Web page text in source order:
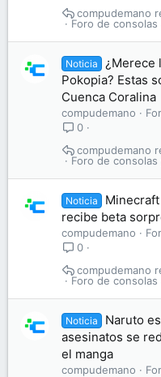
Foro de
compudemano
Noticia
¿Merece
Pokopia? Estas
Cuenca Coralina
compudemano
0
Foro de
compudemano
Noticia
recibe beta
compudemano
0
Foro de
compudemano
Noticia
Naruto
asesinatos se
el manga
compudemano